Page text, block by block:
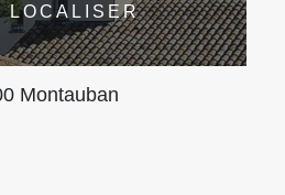
LOCALISER
Montauban